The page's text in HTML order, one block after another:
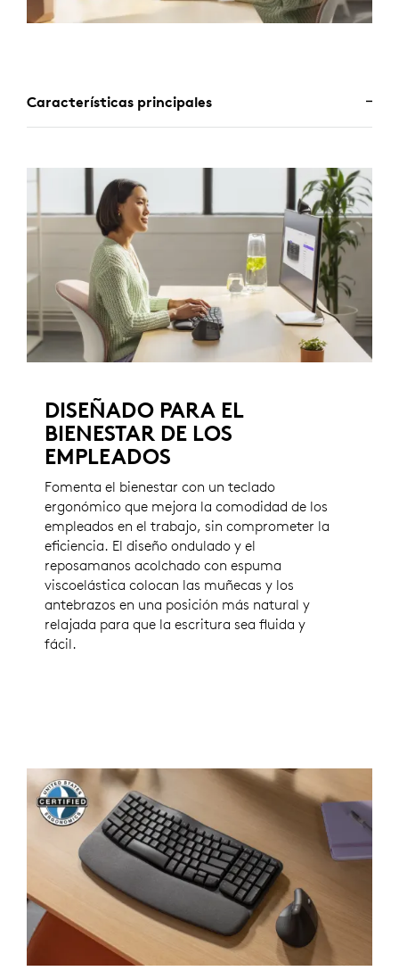
Características principales
DISEÑADO PARA EL
BIENESTAR DE LOS
EMPLEADOS
Fomenta el bienestar con un teclado
ergonómico que mejora la comodidad de los
empleados en el trabajo, sin comprometer la
eficiencia. El diseño ondulado y el
reposamanos acolchado con espuma
viscoelástica colocan las muñecas y los
antebrazos en una posición más natural y
relajada para que la escritura sea fluida y
fácil.